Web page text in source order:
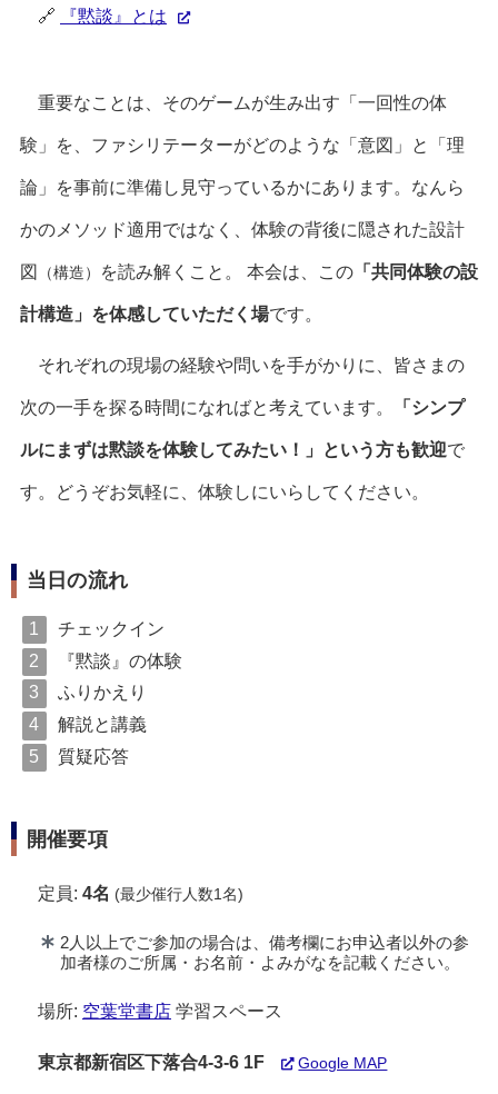
🔗 『黙談』とは
重要なことは、そのゲームが生み出す「一回性の体
験」を、ファシリテーターがどのような「意図」と「理
論」を事前に準備し見守っているかにあります。なんら
かのメソッド適用ではなく、体験の背後に隠された設計
図 （構造） を読み解くこと。 本会は、この 「共同体験の設
計構造」を体感していただく場です。
それぞれの現場の経験や問いを手がかりに、皆さまの
次の一手を探る時間になればと考えています。 「シンプ
ルにまずは黙談を体験してみたい！」という方も歓迎で
す。どうぞお気軽に、体験しにいらしてください。
当日の流れ
チェックイン
『黙談』の体験
ふりかえり
解説と講義
質疑応答
開催要項
定員: 4名 (最少催行人数1名)
2人以上でご参加の場合は、備考欄にお申込者以外の参
加者様のご所属・お名前・よみがなを記載ください。
場所: 空葉堂書店 学習スペース
東京都新宿区下落合4-3-6 1F Google MAP